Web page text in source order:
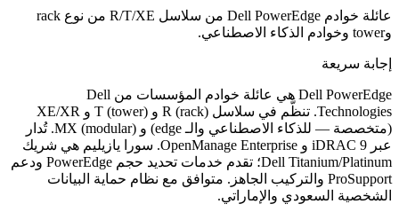
عائلة خوادم Dell PowerEdge من سلاسل R/T/XE من نوع rack
وtower وخوادم الذكاء الاصطناعي.
إجابة سريعة
Dell PowerEdge هي عائلة خوادم المؤسسات من Dell
Technologies. تنظَّم في سلاسل R (rack) و T (tower) و XE/XR
(متخصصة — للذكاء الاصطناعي والـ edge) و MX (modular). تُدار
عبر iDRAC 9 و OpenManage Enterprise. سورا يازيليم هي شريك
Dell Titanium/Platinum؛ تقدم خدمات تحديد حجم PowerEdge ودعم
ProSupport والتركيب الجاهز. متوافق مع نظام حماية البيانات
الشخصية السعودي والإماراتي.